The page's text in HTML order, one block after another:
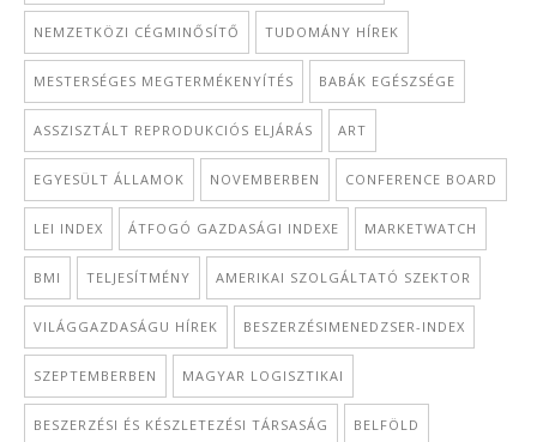
NEMZETKÖZI CÉGMINŐSÍTŐ TUDOMÁNY HÍREK
MESTERSÉGES MEGTERMÉKENYÍTÉS BABÁK EGÉSZSÉGE
ASSZISZTÁLT REPRODUKCIÓS ELJÁRÁS ART
EGYESÜLT ÁLLAMOK NOVEMBERBEN CONFERENCE BOARD
LEI INDEX ÁTFOGÓ GAZDASÁGI INDEXE MARKETWATCH
BMI TELJESÍTMÉNY AMERIKAI SZOLGÁLTATÓ SZEKTOR
VILÁGGAZDASÁGU HÍREK BESZERZÉSIMENEDZSER-INDEX
SZEPTEMBERBEN MAGYAR LOGISZTIKAI
BESZERZÉSI ÉS KÉSZLETEZÉSI TÁRSASÁG BELFÖLD